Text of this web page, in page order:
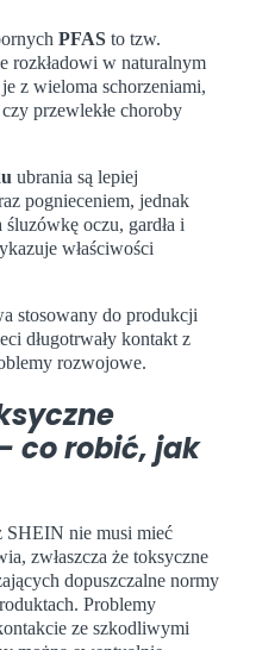
PFASto tzw.
rozkładowi w naturalnym
z wieloma schorzeniami,
przewlekłe choroby
ubrania są lepiej
pognieceniem, jednak
śluzówkę oczu, gardła i
właściwości
stosowany do produkcji
długotrwały kontakt z
rozwojowe.
co robić, jak
SHEIN nie musi mieć
zwłaszcza że toksyczne
dopuszczalne normy
Problemy
ze szkodliwymi